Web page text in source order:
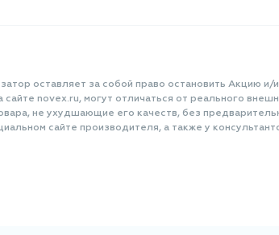
оставляет за собой право остановить Акцию
novex.ru, могут отличаться от реального
не ухудшающие его качеств, без
сайте производителя, а также у